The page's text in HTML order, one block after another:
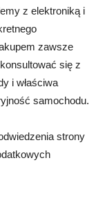
z elektroniką i
zawsze
się z
i właściwa
samochodu.
strony